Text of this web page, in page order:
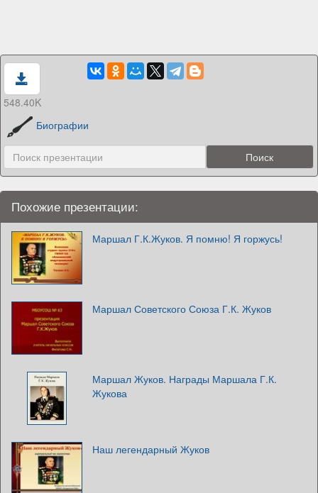
548.40K
Биографии
Похожие презентации:
Маршал Г.К.Жуков. Я помню! Я горжусь!
Маршал Советского Союза Г.К. Жуков
Маршал Жуков. Награды Маршала Г.К.
Жукова
Наш легендарный Жуков